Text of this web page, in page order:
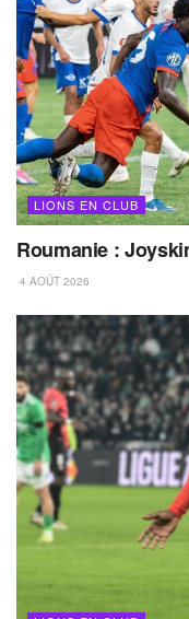
LIONS EN CLUB
Roumanie :
4 AOÛT 2026